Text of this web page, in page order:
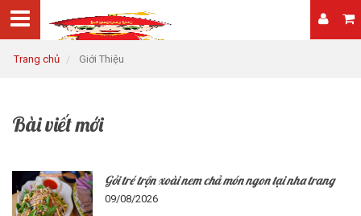
Trang chủ Giới Thiệu
Bài viết mới
Gỏi tré trộn xoài nem chả món ngon tại nha trang
09/08/2026